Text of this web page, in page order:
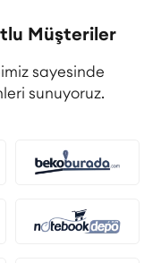
Müşteriler
sayesinde
sunuyoruz.